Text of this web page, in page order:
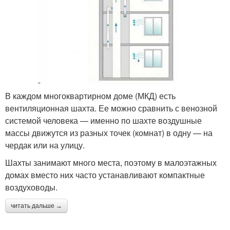
В каждом многоквартирном доме (МКД) есть
вентиляционная шахта. Ее можно сравнить с венозной
системой человека — именно по шахте воздушные
массы движутся из разных точек (комнат) в одну — на
чердак или на улицу.
Шахты занимают много места, поэтому в малоэтажных
домах вместо них часто устанавливают компактные
воздуховоды.
читать дальше →